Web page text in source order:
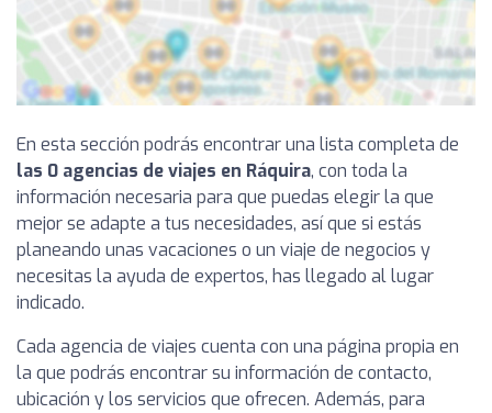
En esta sección podrás encontrar una lista completa de
las 0 agencias de viajes en Ráquira, con toda la
información necesaria para que puedas elegir la que
mejor se adapte a tus necesidades, así que si estás
planeando unas vacaciones o un viaje de negocios y
necesitas la ayuda de expertos, has llegado al lugar
indicado.
Cada agencia de viajes cuenta con una página propia en
la que podrás encontrar su información de contacto,
ubicación y los servicios que ofrecen. Además, para